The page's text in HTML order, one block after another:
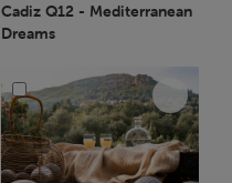
Cadiz Q12 - Mediterranean
Dreams